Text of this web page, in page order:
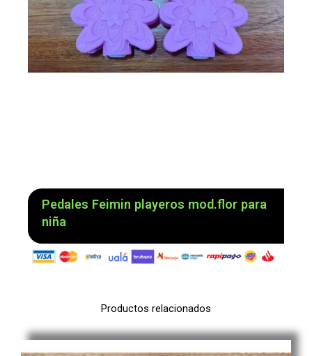
Pedales Feimin playeros mod.flor para
niña
Productos relacionados